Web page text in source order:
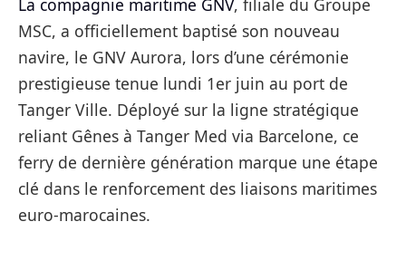
La compagnie maritime GNV, filiale du Groupe
MSC, a officiellement baptisé son nouveau
navire, le GNV Aurora, lors d’une cérémonie
prestigieuse tenue lundi 1er juin au port de
Tanger Ville. Déployé sur la ligne stratégique
reliant Gênes à Tanger Med via Barcelone, ce
ferry de dernière génération marque une étape
clé dans le renforcement des liaisons maritimes
euro-marocaines.